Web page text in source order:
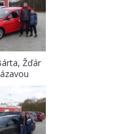
Žďár